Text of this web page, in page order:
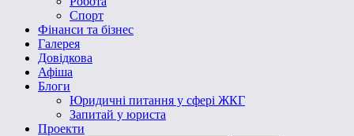
Спорт
Фінанси та бізнес
Галерея
Довідкова
Афіша
Блоги
Юридичні питання у сфері ЖКГ
Запитай у юриста
Проекти